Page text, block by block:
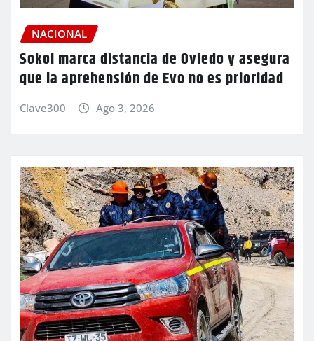
NACIONAL
Sokol marca distancia de Oviedo y asegura
que la aprehensión de Evo no es prioridad
Clave300 Ago 3, 2026